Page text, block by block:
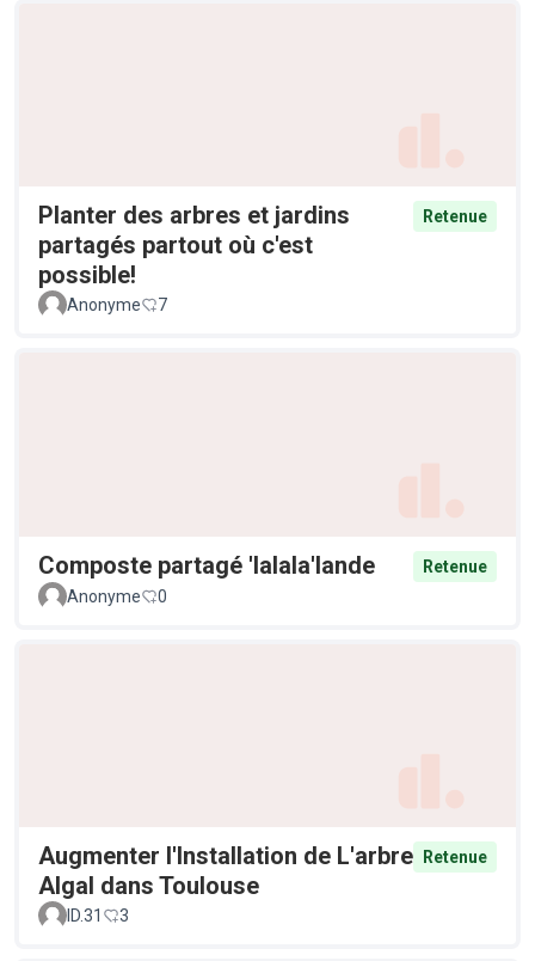
Planter des arbres et jardins
partagés partout où c'est
possible!
Retenue
Anonyme 7
Composte partagé 'lalala'lande
Retenue
Anonyme
0
Augmenter l'Installation de L'arbre
Algal dans Toulouse
Retenue
ID.31 3